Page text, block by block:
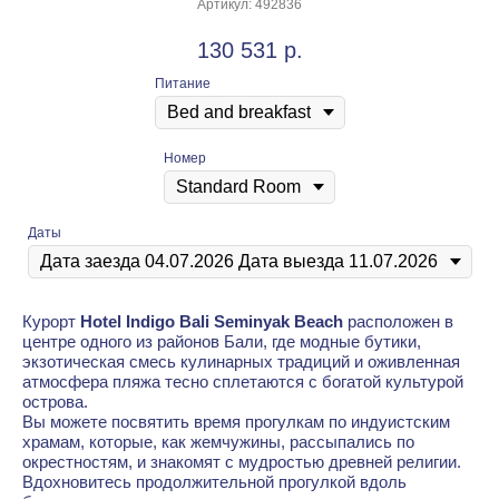
Артикул: 492836
130 531 р.
Питание
Номер
Даты
Курорт Hotel Indigo Bali Seminyak Beach расположен в
центре одного из районов Бали, где модные бутики,
экзотическая смесь кулинарных традиций и оживленная
атмосфера пляжа тесно сплетаются с богатой культурой
острова.
Вы можете посвятить время прогулкам по индуистским
храмам, которые, как жемчужины, рассыпались по
окрестностям, и знакомят с мудростью древней религии.
Вдохновитесь продолжительной прогулкой вдоль